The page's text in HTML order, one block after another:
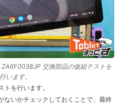
交換部品の仮組テストを
行います。
を行います。
ないかチェックしておくことで、最終